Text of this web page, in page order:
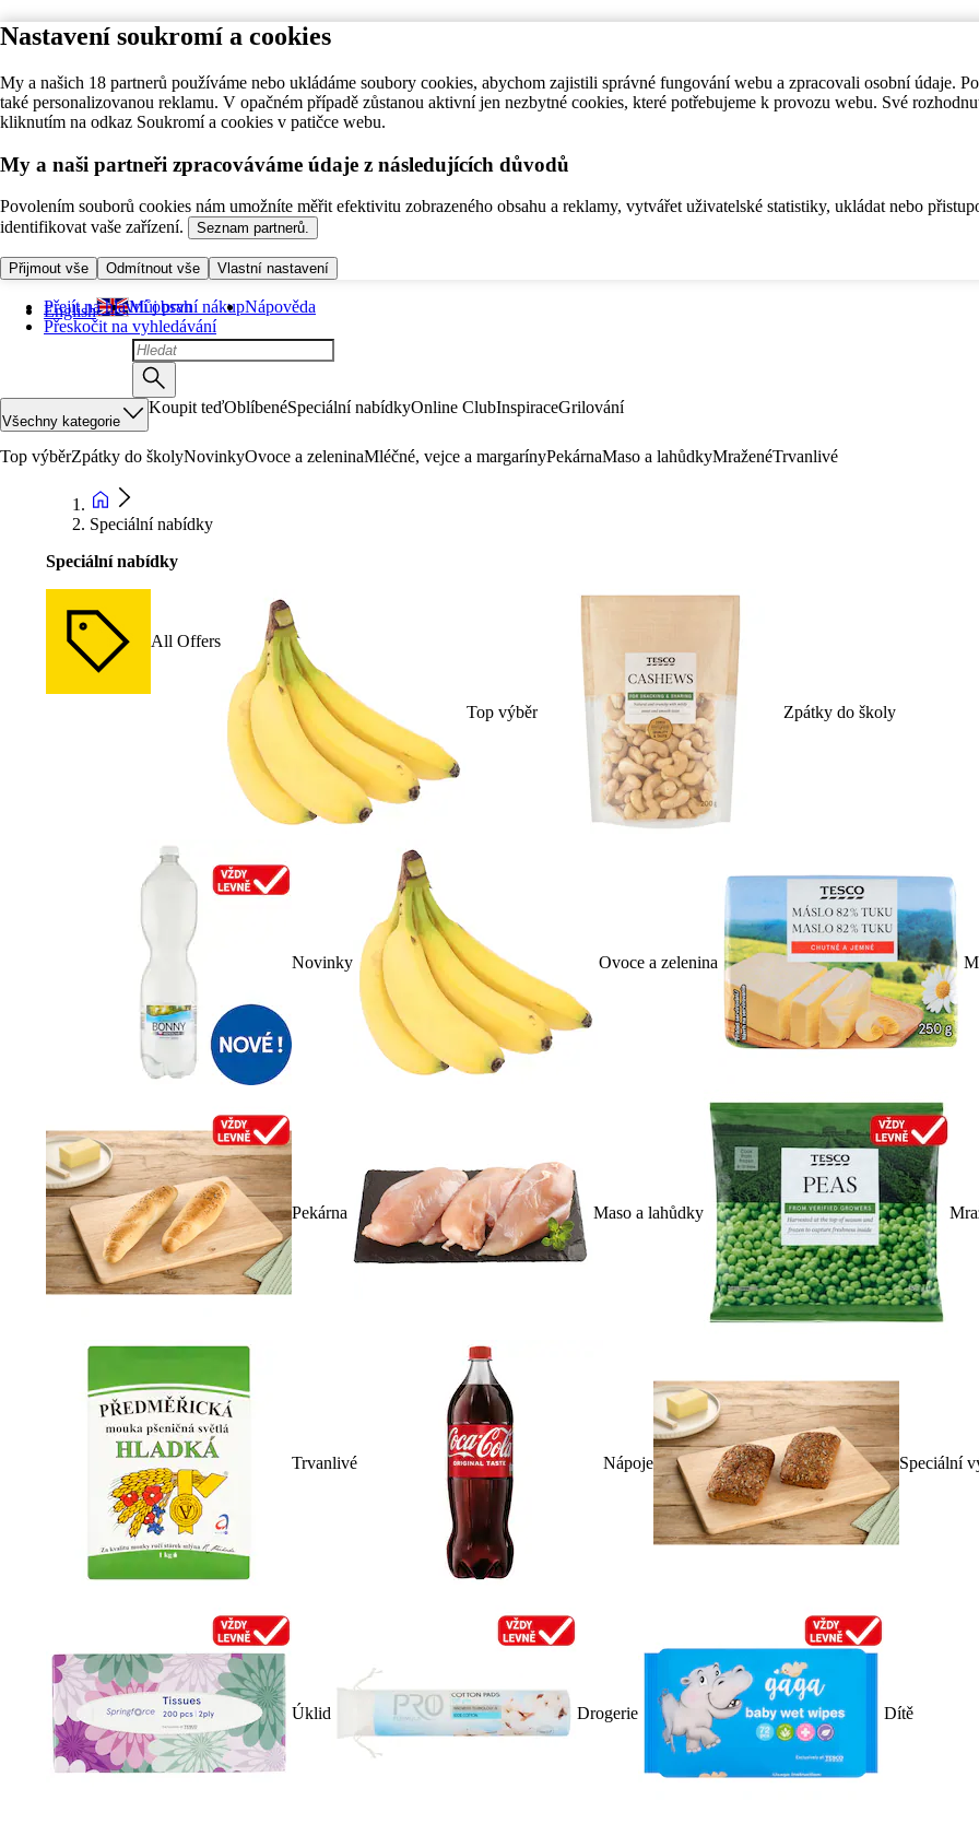
Nastavení soukromí a cookies
My a našich 18 partnerů používáme nebo ukládáme soubory cookies, abychom zajistili správné fungování webu a zpracovali osobní údaje.
také personalizovanou reklamu. V opačném případě zůstanou aktivní jen nezbytné cookies, které potřebujeme k provozu webu. Své
kliknutím na odkaz Soukromí a cookies v patičce webu.
My a naši partneři zpracováváme údaje z následujících důvodů
Povolením souborů cookies nám umožníte měřit efektivitu zobrazeného obsahu a reklamy, vytvářet uživatelské statistiky, ukládat nebo
identifikovat vaše zařízení.
Seznam partnerů.
Přijmout vše Odmítnout vše Vlastní nastavení
Přejít na hlavní obsah
Přeskočit na vyhledávání
English Můj první nákupNápověda
Všechny kategorie
Koupit teďOblíbenéSpeciální nabídkyOnline ClubInspiraceGrilování
Top výběrZpátky do školyNovinkyOvoce a zeleninaMléčné, vejce a margarínyPekárnaMaso a lahůdkyMraženéTrvanlivé
Speciální nabídky
Speciální nabídky
All Offers
Top výběr Zpátky do školy
Novinky Ovoce a zelenina
Pekárna Maso a lahůdky
Trvanlivé Nápoje Speciální
Úklid Drogerie Dítě